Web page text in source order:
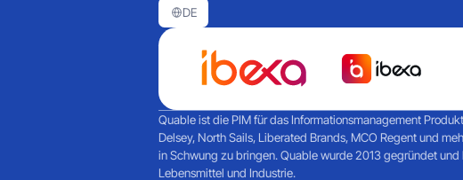
DE
Quable ist die PIM für das Informationsmanagement
Delsey, North Sails, Liberated Brands, MCO Regent und
in Schwung zu bringen. Quable wurde 2013 gegründet
Lebensmittel und Industrie.